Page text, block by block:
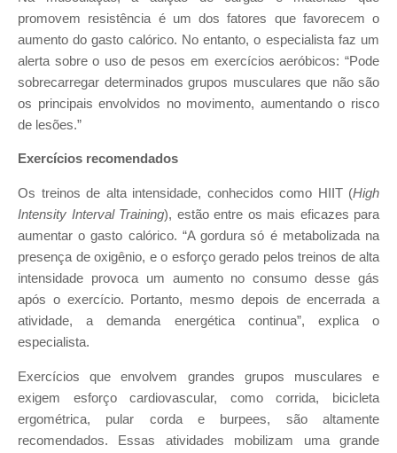
promovem resistência é um dos fatores que favorecem o
aumento do gasto calórico. No entanto, o especialista faz um
alerta sobre o uso de pesos em exercícios aeróbicos: “Pode
sobrecarregar determinados grupos musculares que não são
os principais envolvidos no movimento, aumentando o risco
de lesões.”
Exercícios recomendados
Os treinos de alta intensidade, conhecidos como HIIT (High
Intensity Interval Training), estão entre os mais eficazes para
aumentar o gasto calórico. “A gordura só é metabolizada na
presença de oxigênio, e o esforço gerado pelos treinos de alta
intensidade provoca um aumento no consumo desse gás
após o exercício. Portanto, mesmo depois de encerrada a
atividade, a demanda energética continua”, explica o
especialista.
Exercícios que envolvem grandes grupos musculares e
exigem esforço cardiovascular, como corrida, bicicleta
ergométrica, pular corda e burpees, são altamente
recomendados. Essas atividades mobilizam uma grande